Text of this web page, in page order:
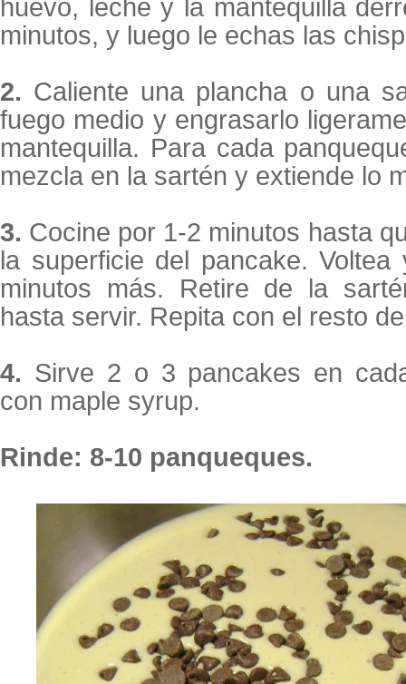
huevo, leche y la mantequilla
minutos, y luego le echas las
2. Caliente una plancha o una
fuego medio y engrasarlo
mantequilla. Para cada
mezcla en la sartén y extiende lo
3. Cocine por 1-2 minutos hasta
la superficie del pancake.
minutos más. Retire de la
hasta servir. Repita con el resto
4. Sirve 2 o 3 pancakes en
con maple syrup.
Rinde: 8-10 panqueques.